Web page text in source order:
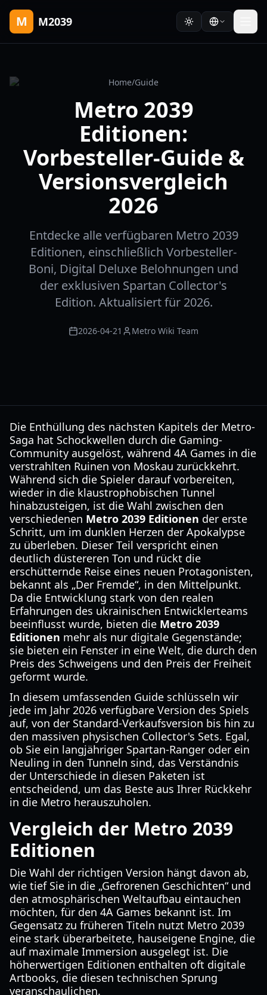
M M2039
Home/Guide
Metro 2039
Editionen:
Vorbesteller-Guide &
Versionsvergleich
2026
Entdecke alle verfügbaren Metro 2039
Editionen, einschließlich Vorbesteller-
Boni, Digital Deluxe Belohnungen und
der exklusiven Spartan Collector's
Edition. Aktualisiert für 2026.
2026-04-21 Metro Wiki Team
Die Enthüllung des nächsten Kapitels der Metro-
Saga hat Schockwellen durch die Gaming-
Community ausgelöst, während 4A Games in die
verstrahlten Ruinen von Moskau zurückkehrt.
Während sich die Spieler darauf vorbereiten,
wieder in die klaustrophobischen Tunnel
hinabzusteigen, ist die Wahl zwischen den
verschiedenen Metro 2039 Editionen der erste
Schritt, um im dunklen Herzen der Apokalypse
zu überleben. Dieser Teil verspricht einen
deutlich düstereren Ton und rückt die
erschütternde Reise eines neuen Protagonisten,
bekannt als „Der Fremde“, in den Mittelpunkt.
Da die Entwicklung stark von den realen
Erfahrungen des ukrainischen Entwicklerteams
beeinflusst wurde, bieten die Metro 2039
Editionen mehr als nur digitale Gegenstände;
sie bieten ein Fenster in eine Welt, die durch den
Preis des Schweigens und den Preis der Freiheit
geformt wurde.
In diesem umfassenden Guide schlüsseln wir
jede im Jahr 2026 verfügbare Version des Spiels
auf, von der Standard-Verkaufsversion bis hin zu
den massiven physischen Collector's Sets. Egal,
ob Sie ein langjähriger Spartan-Ranger oder ein
Neuling in den Tunneln sind, das Verständnis
der Unterschiede in diesen Paketen ist
entscheidend, um das Beste aus Ihrer Rückkehr
in die Metro herauszuholen.
Vergleich der Metro 2039
Editionen
Die Wahl der richtigen Version hängt davon ab,
wie tief Sie in die „Gefrorenen Geschichten“ und
den atmosphärischen Weltaufbau eintauchen
möchten, für den 4A Games bekannt ist. Im
Gegensatz zu früheren Titeln nutzt Metro 2039
eine stark überarbeitete, hauseigene Engine, die
auf maximale Immersion ausgelegt ist. Die
höherwertigen Editionen enthalten oft digitale
Artbooks, die diesen technischen Sprung
veranschaulichen.